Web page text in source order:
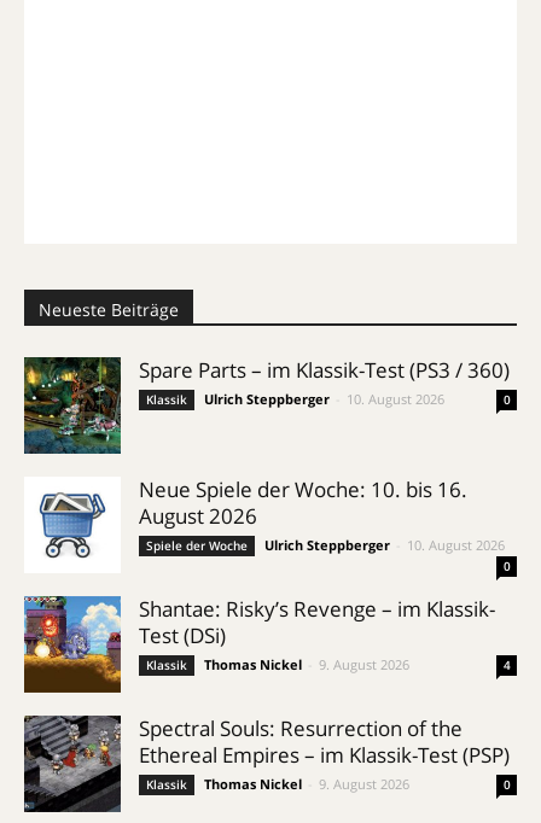
Neueste Beiträge
Spare Parts – im Klassik-Test (PS3 / 360)
Klassik Ulrich Steppberger 10. August 2026 0
Neue Spiele der Woche: 10. bis 16.
August 2026
Spiele der Woche Ulrich Steppberger 10. August 2026
0
Shantae: Risky’s Revenge – im Klassik-
Test (DSi)
Klassik Thomas Nickel 9. August 2026 4
Spectral Souls: Resurrection of the
Ethereal Empires – im Klassik-Test (PSP)
Klassik Thomas Nickel 9. August 2026 0